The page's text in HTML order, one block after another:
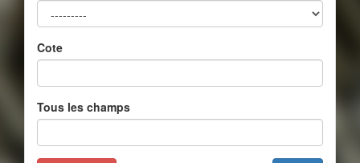
Cote
Tous les champs